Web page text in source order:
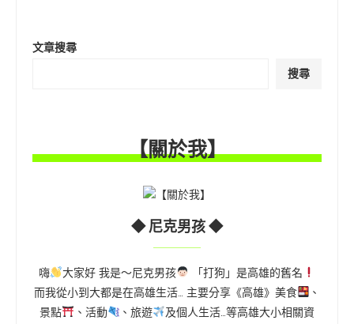
文章搜尋
搜尋
【關於我】
◆ 尼克男孩 ◆
嗨 大家好 我是～尼克男孩
「打狗」是高雄的舊名
而我從小到大都是在高雄生活… 主要分享《高雄》美食
、
景點
、活動 、旅遊
及個人生活…等高雄大小相關資